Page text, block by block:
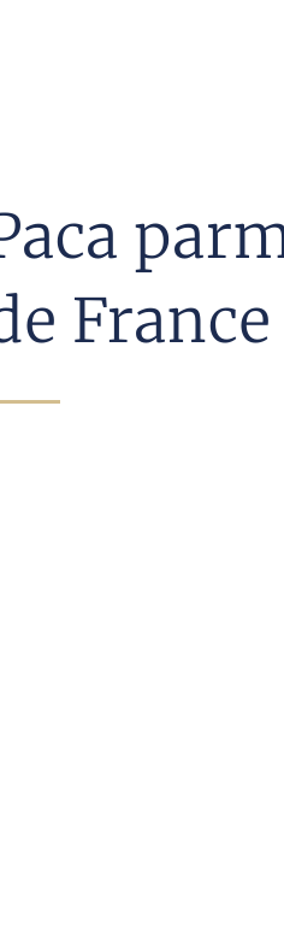
France